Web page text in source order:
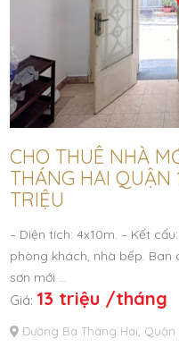
CHO THUÊ NHÀ
THÁNG HAI QUẬN
TRIỆU
– Diện tích: 4x10m. – Kết
phòng khách, nhà bếp. Ban
sơn mới …
Giá: 13 triệu /tháng
Đường Ba Tháng Hai, Quận